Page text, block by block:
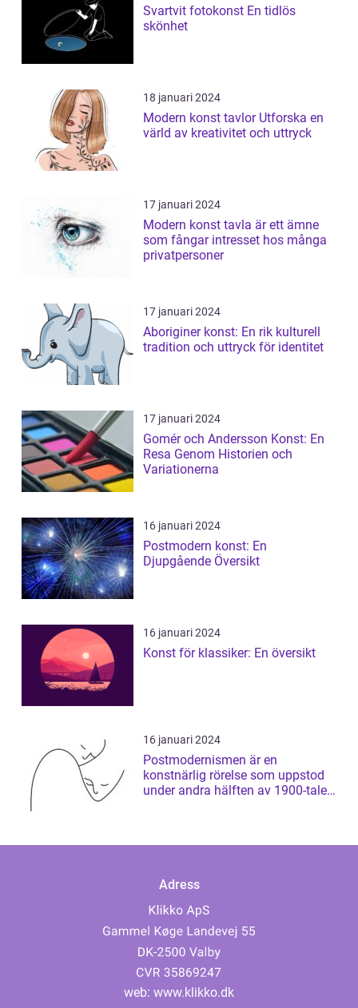
Svartvit fotokonst En tidlös
skönhet
18 januari 2024
Modern konst tavlor Utforska en
värld av kreativitet och uttryck
17 januari 2024
Modern konst tavla är ett ämne
som fångar intresset hos många
privatpersoner
17 januari 2024
Aboriginer konst: En rik kulturell
tradition och uttryck för identitet
17 januari 2024
Gomér och Andersson Konst: En
Resa Genom Historien och
Variationerna
16 januari 2024
Postmodern konst: En
Djupgående Översikt
16 januari 2024
Konst för klassiker: En översikt
16 januari 2024
Postmodernismen är en
konstnärlig rörelse som uppstod
under andra hälften av 1900-talet
Adress
web: www.klikko.dk